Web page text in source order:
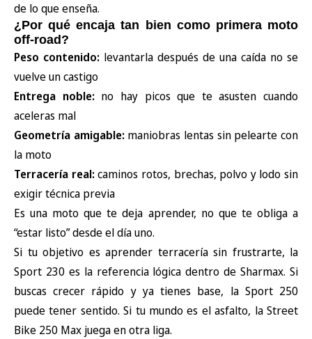
de lo que enseña.
¿Por qué encaja tan bien como primera moto
off-road?
Peso contenido: levantarla después de una caída no se
vuelve un castigo
Entrega noble:no hay picos que te asusten cuando
aceleras mal
Geometría amigable:maniobras lentas sin pelearte con
la moto
Terracería real:caminos rotos, brechas, polvo y lodo sin
exigir técnica previa
Es una moto que te deja aprender, no que te obliga a
“estar listo” desde el día uno.
Si tu objetivo es aprender terracería sin frustrarte, la
Sport 230 es la referencia lógica dentro de Sharmax. Si
buscas crecer rápido y ya tienes base, la Sport 250
puede tener sentido. Si tu mundo es el asfalto, la Street
Bike 250 Max juega en otra liga.